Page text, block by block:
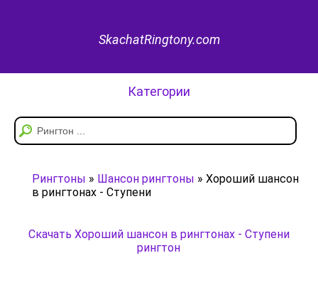
SkachatRingtony.com
Категории
Рингтоны » Шансон рингтоны » Хороший шансон
в рингтонах - Ступени
Скачать Хороший шансон в рингтонах - Ступени
рингтон